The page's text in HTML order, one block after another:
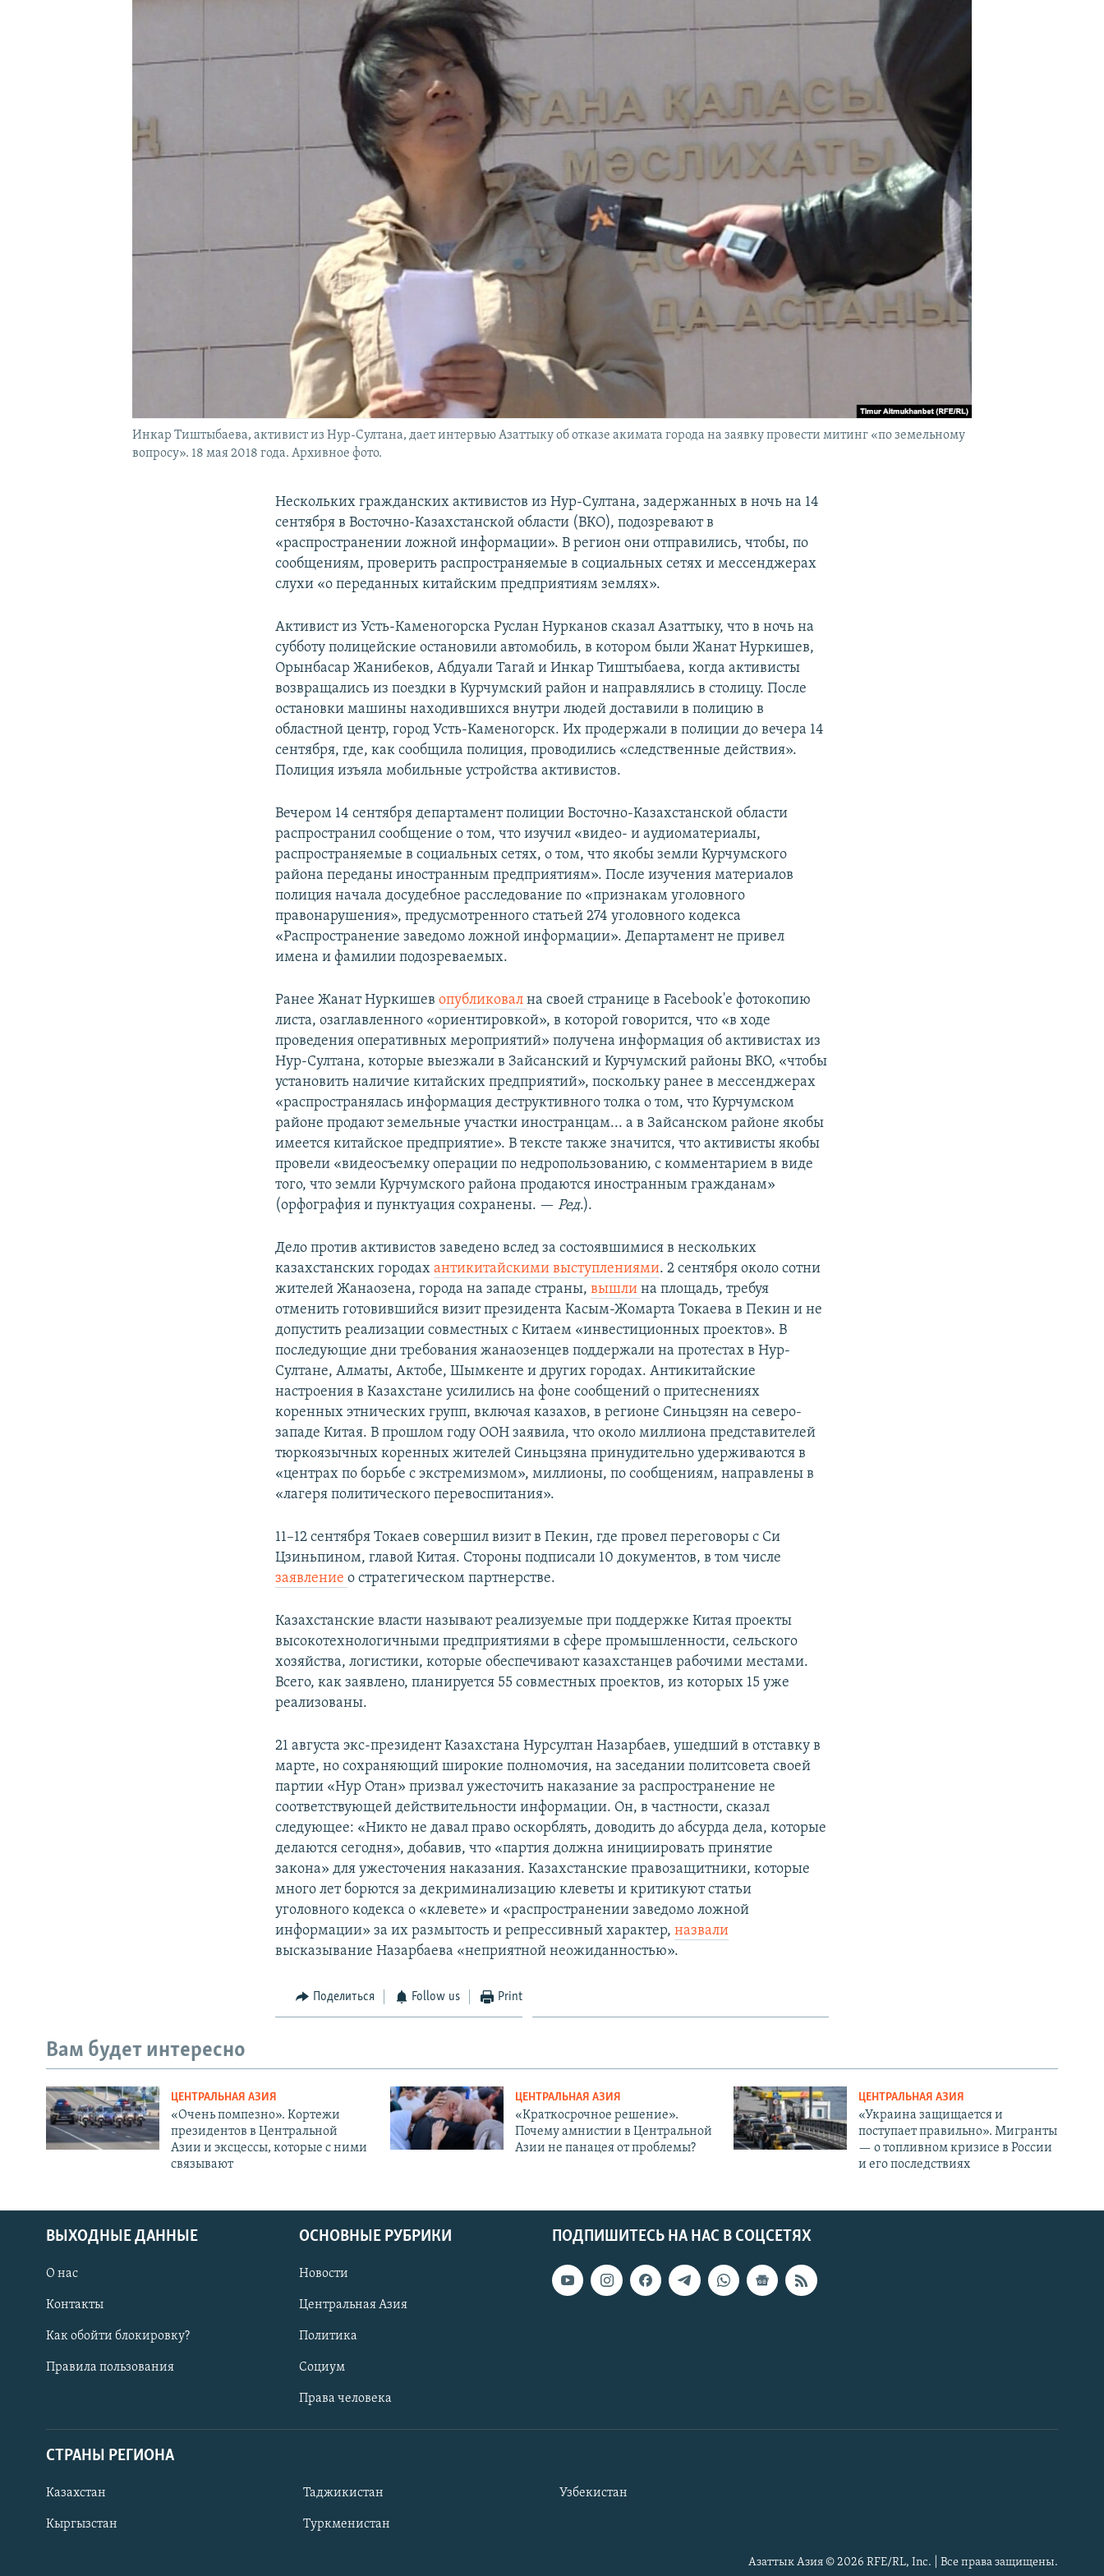
Инкар Тиштыбаева, активист из Нур-Султана, дает интервью Азаттыку об отказе акимата города на заявку провести митинг «по земельному
вопросу». 18 мая 2018 года. Архивное фото.
Нескольких гражданских активистов из Нур-Султана, задержанных в ночь на 14
сентября в Восточно-Казахстанской области (ВКО), подозревают в
«распространении ложной информации». В регион они отправились, чтобы, по
сообщениям, проверить распространяемые в социальных сетях и мессенджерах
слухи «о переданных китайским предприятиям землях».
Активист из Усть-Каменогорска Руслан Нурканов сказал Азаттыку, что в ночь на
субботу полицейские остановили автомобиль, в котором были Жанат Нуркишев,
Орынбасар Жанибеков, Абдуали Тагай и Инкар Тиштыбаева, когда активисты
возвращались из поездки в Курчумский район и направлялись в столицу. После
остановки машины находившихся внутри людей доставили в полицию в
областной центр, город Усть-Каменогорск. Их продержали в полиции до вечера 14
сентября, где, как сообщила полиция, проводились «следственные действия».
Полиция изъяла мобильные устройства активистов.
Вечером 14 сентября департамент полиции Восточно-Казахстанской области
распространил сообщение о том, что изучил «видео- и аудиоматериалы,
распространяемые в социальных сетях, о том, что якобы земли Курчумского
района переданы иностранным предприятиям». После изучения материалов
полиция начала досудебное расследование по «признакам уголовного
правонарушения», предусмотренного статьей 274 уголовного кодекса
«Распространение заведомо ложной информации». Департамент не привел
имена и фамилии подозреваемых.
Ранее Жанат Нуркишевопубликовална своей странице в Facebook'е фотокопию
листа, озаглавленного «ориентировкой», в которой говорится, что «в ходе
проведения оперативных мероприятий» получена информация об активистах из
Нур-Султана, которые выезжали в Зайсанский и Курчумский районы ВКО, «чтобы
установить наличие китайских предприятий», поскольку ранее в мессенджерах
«распространялась информация деструктивного толка о том, что Курчумском
районе продают земельные участки иностранцам... а в Зайсанском районе якобы
имеется китайское предприятие». В тексте также значится, что активисты якобы
провели «видеосъемку операции по недропользованию, с комментарием в виде
того, что земли Курчумского района продаются иностранным гражданам»
(орфография и пунктуация сохранены. —​Ред.).
Дело против активистов заведено вслед за состоявшимися в нескольких
казахстанских городахантикитайскими выступлениями. 2 сентября около сотни
жителей Жанаозена, города на западе страны,вышлина площадь, требуя
отменить готовившийся визит президента Касым-Жомарта Токаева в Пекин и не
допустить реализации совместных с Китаем «инвестиционных проектов». В
последующие дни требования жанаозенцев поддержали на протестах в Нур-
Султане, Алматы, Актобе, Шымкенте и других городах. Антикитайские
настроения в Казахстане усилились на фоне сообщений о притеснениях
коренных этнических групп, включая казахов, в регионе Синьцзян на северо-
западе Китая. В прошлом году ООН заявила, что около миллиона представителей
тюркоязычных коренных жителей Синьцзяна принудительно удерживаются в
«центрах по борьбе с экстремизмом», миллионы, по сообщениям, направлены в
«лагеря политического перевоспитания».
11–12 сентября Токаев совершил визит в Пекин, где провел переговоры с Си
Цзиньпином, главой Китая. Стороны подписали 10 документов, в том числе
заявлениео стратегическом партнерстве.
Казахстанские власти называют реализуемые при поддержке Китая проекты
высокотехнологичными предприятиями в сфере промышленности, сельского
хозяйства, логистики, которые обеспечивают казахстанцев рабочими местами.
Всего, как заявлено, планируется 55 совместных проектов, из которых 15 уже
реализованы.
21 августа экс-президент Казахстана Нурсултан Назарбаев, ушедший в отставку в
марте, но сохраняющий широкие полномочия, на заседании политсовета своей
партии «Нур Отан» призвал ужесточить наказание за распространение не
соответствующей действительности информации. Он, в частности, сказал
следующее: «Никто не давал право оскорблять, доводить до абсурда дела, которые
делаются сегодня», добавив, что «партия должна инициировать принятие
закона» для ужесточения наказания. Казахстанские правозащитники, которые
много лет борются за декриминализацию клеветы и критикуют статьи
уголовного кодекса о «клевете» и «распространении заведомо ложной
информации» за их размытость и репрессивный характер,назвали
высказывание Назарбаева «неприятной неожиданностью».
Поделиться Follow us Print
Вам будет интересно
ЦЕНТРАЛЬНАЯ АЗИЯ
«Очень помпезно». Кортежи
президентов в Центральной
Азии и эксцессы, которые с ними
связывают
ЦЕНТРАЛЬНАЯ АЗИЯ
«Краткосрочное решение».
Почему амнистии в Центральной
Азии не панацея от проблемы?
ЦЕНТРАЛЬНАЯ АЗИЯ
«Украина защищается и
поступает правильно». Мигранты
— о топливном кризисе в России
и его последствиях
ПОДПИШИТЕСЬ НА НАС В СОЦСЕТЯХ
ВЫХОДНЫЕ ДАННЫЕ
О нас
Контакты
Как обойти блокировку?
Правила пользования
ОСНОВНЫЕ РУБРИКИ
Новости
Центральная Азия
Политика
Социум
Права человека
СТРАНЫ РЕГИОНА
Казахстан
Кыргызстан
Таджикистан
Туркменистан
Узбекистан
Азаттык Азия © 2026 RFE/RL, Inc. | Все права защищены.